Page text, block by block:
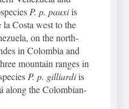
P. p. pauxiis
Costa west to the
on the north-
in Colombia and
mountain ranges in
P. p. gilliardiis
along the Colombian-